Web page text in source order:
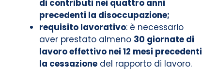
di contributi nei quattro anni
precedenti la disoccupazione;
requisito lavorativo: è necessario
aver prestato almeno 30 giornate di
lavoro effettivo nei 12 mesi precedenti
la cessazione del rapporto di lavoro.